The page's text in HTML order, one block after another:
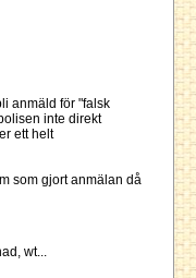
anmäld för "falsk
inte direkt
ett helt
som gjort anmälan då
wt...